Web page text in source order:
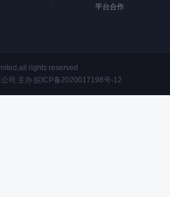
平台合作
rights reserved
司 主办 皖ICP备2020017198号-12